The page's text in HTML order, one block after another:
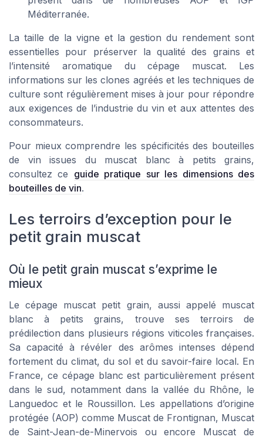
Méditerranée.
La taille de la vigne et la gestion du rendement sont
essentielles pour préserver la qualité des grains et
l’intensité aromatique du cépage muscat. Les
informations sur les clones agréés et les techniques de
culture sont régulièrement mises à jour pour répondre
aux exigences de l’industrie du vin et aux attentes des
consommateurs.
Pour mieux comprendre les spécificités des bouteilles
de vin issues du muscat blanc à petits grains,
consultez ce guide pratique sur les dimensions des
bouteilles de vin.
Les terroirs d’exception pour le
petit grain muscat
Où le petit grain muscat s’exprime le
mieux
Le cépage muscat petit grain, aussi appelé muscat
blanc à petits grains, trouve ses terroirs de
prédilection dans plusieurs régions viticoles françaises.
Sa capacité à révéler des arômes intenses dépend
fortement du climat, du sol et du savoir-faire local. En
France, ce cépage blanc est particulièrement présent
dans le sud, notamment dans la vallée du Rhône, le
Languedoc et le Roussillon. Les appellations d’origine
protégée (AOP) comme Muscat de Frontignan, Muscat
de Saint-Jean-de-Minervois ou encore Muscat de